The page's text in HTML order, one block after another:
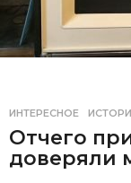
ИНТЕРЕСНОЕ
Отчего
доверяли